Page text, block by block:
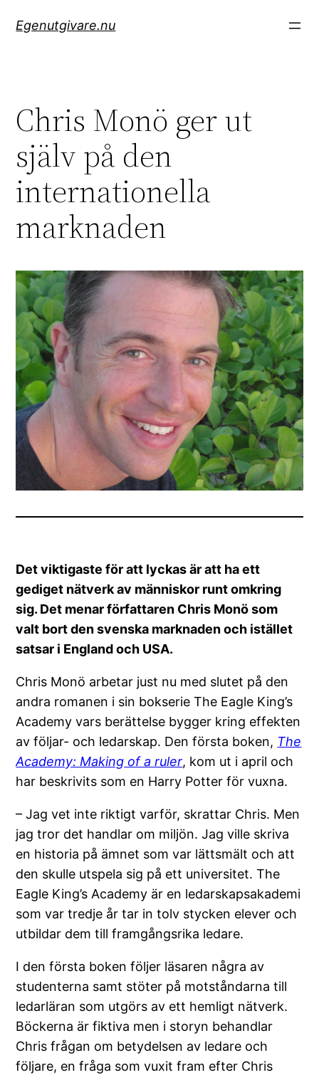
Egenutgivare.nu
Chris Monö ger ut
själv på den
internationella
marknaden
Det viktigaste för att lyckas är att ha ett
gediget nätverk av människor runt omkring
sig. Det menar författaren Chris Monö som
valt bort den svenska marknaden och istället
satsar i England och USA.
Chris Monö arbetar just nu med slutet på den
andra romanen i sin bokserie The Eagle King’s
Academy vars berättelse bygger kring effekten
av följar- och ledarskap. Den första boken, The
Academy: Making of a ruler, kom ut i april och
har beskrivits som en Harry Potter för vuxna.
– Jag vet inte riktigt varför, skrattar Chris. Men
jag tror det handlar om miljön. Jag ville skriva
en historia på ämnet som var lättsmält och att
den skulle utspela sig på ett universitet. The
Eagle King’s Academy är en ledarskapsakademi
som var tredje år tar in tolv stycken elever och
utbildar dem till framgångsrika ledare.
I den första boken följer läsaren några av
studenterna samt stöter på motståndarna till
ledarläran som utgörs av ett hemligt nätverk.
Böckerna är fiktiva men i storyn behandlar
Chris frågan om betydelsen av ledare och
följare, en fråga som vuxit fram efter Chris